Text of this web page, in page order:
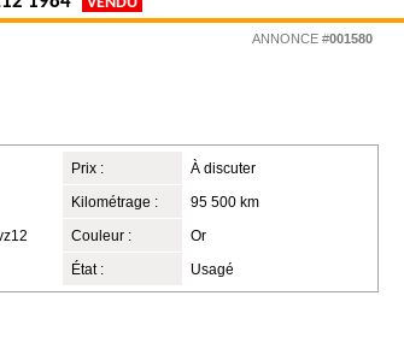
ANNONCE #001580
Prix : À discuter
Kilométrage : 95 500 km
Couleur : Or
État : Usagé